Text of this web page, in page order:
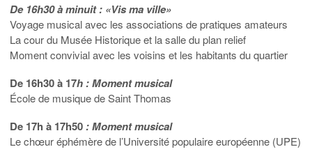
De 16h30 à minuit : «Vis ma ville»
Voyage musical avec les associations de pratiques amateurs
La cour du Musée Historique et la salle du plan relief
Moment convivial avec les voisins et les habitants du quartier
De 16h30 à 17h: Moment musical
École de musique de Saint Thomas
De 17h à 17h50: Moment musical
Le chœur éphémère de l’Université populaire européenne (UPE)